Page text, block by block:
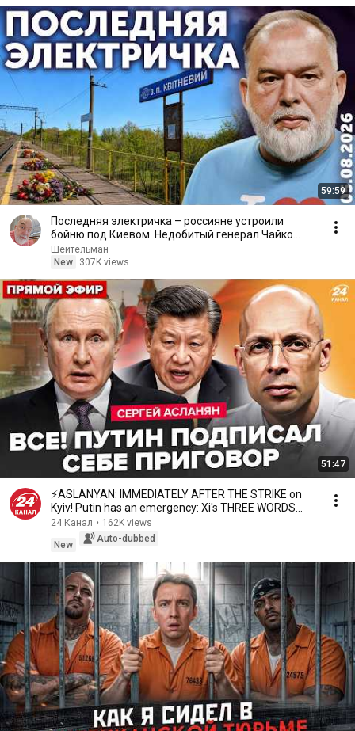
59:59
Последняя электричка – россияне устроили
бойню под Киевом. Недобитый генерал Чайко
бьёт шрапнелью!
Шейтельман
New
307K views
51:47
⚡ASLANYAN: IMMEDIATELY AFTER THE STRIKE on
Kyiv! Putin has an emergency: Xi's THREE WORDS
changed...
24 Канал • 162K views
New
Auto-dubbed